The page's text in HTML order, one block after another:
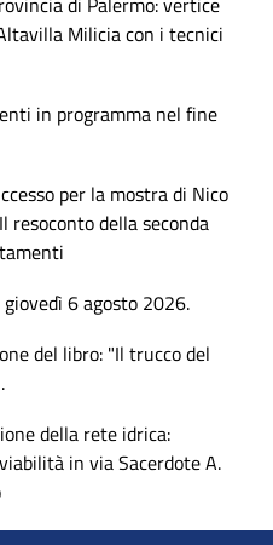
Milicia con i tecnici
in programma nel fine
per la mostra di Nico
resoconto della seconda
6 agosto 2026.
del libro: "Il trucco del
della rete idrica:
in via Sacerdote A.